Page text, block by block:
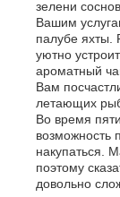
зелени
Вашим
палубе яхты.
уютно
ароматный
Вам
летающих
Во время
возможность
накупаться.
поэтому
довольно